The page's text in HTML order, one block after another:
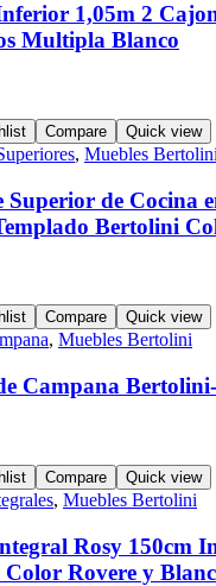
1,05m 2
Multipla Blanco
Compare Quick view
, Muebles Bertolini
Superior de Cocina
Bertolini
Compare Quick view
, Muebles Bertolini
Campana
Compare Quick view
, Muebles Bertolini
Rosy 150cm
Rovere y